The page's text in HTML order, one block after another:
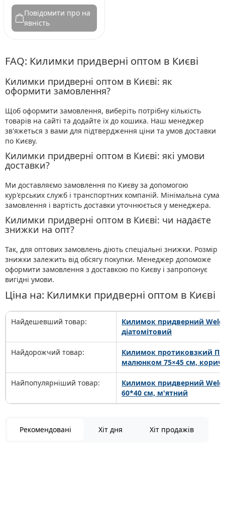
Повідомити про на
явність
FAQ: Килимки придверні оптом в Києві
Килимки придверні оптом в Києві: як
оформити замовлення?
Щоб оформити замовлення, виберіть потрібну кількість
товарів на сайті та додайте їх до кошика. Наш менеджер
зв'яжеться з вами для підтвердження ціни та умов доставки
по Києву.
Килимки придверні оптом в Києві: які умови
доставки?
Ми доставляємо замовлення по Києву за допомогою
кур'єрських служб і транспортних компаній. Мінімальна сума
замовлення і вартість доставки уточнюється у менеджера.
Килимки придверні оптом в Києві: чи надаєте
знижки на опт?
Так, для оптових замовлень діють спеціальні знижки. Розмір
знижки залежить від обсягу покупки. Менеджер допоможе
оформити замовлення з доставкою по Києву і запропонує
вигідні умови.
Ціна на: Килимки придверні оптом в Києві
Найдешевший товар:
Килимок придверний
діатомітовий
Найдорожчий товар:
Килимок протиковзкий
малюнком 75×45 см,
Найпопулярніший товар:
Килимок придверний
60*40 см, м'ятний
Рекомендовані Хіт дня Хіт продажів